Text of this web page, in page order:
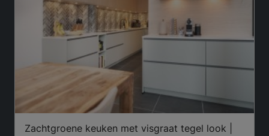
Zachtgroene keuken met visgraat tegel look |